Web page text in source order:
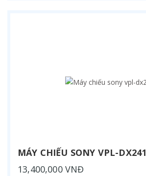
MÁY CHIẾU SONY VPL-DX241
13,400,000 VNĐ